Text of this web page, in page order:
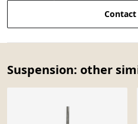
Suspension: other